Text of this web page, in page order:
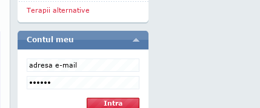
Terapii alternative
Contul meu